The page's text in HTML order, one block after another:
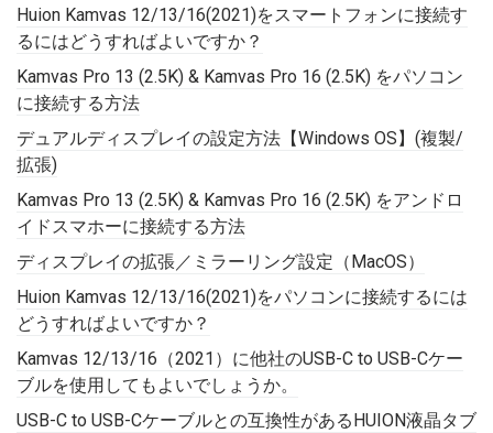
Huion Kamvas 12/13/16(2021)をスマートフォンに接続す
るにはどうすればよいですか？
Kamvas Pro 13 (2.5K) & Kamvas Pro 16 (2.5K) をパソコン
に接続する方法
デュアルディスプレイの設定方法【Windows OS】(複製/
拡張)
Kamvas Pro 13 (2.5K) & Kamvas Pro 16 (2.5K) をアンドロ
イドスマホーに接続する方法
ディスプレイの拡張／ミラーリング設定（MacOS）
Huion Kamvas 12/13/16(2021)をパソコンに接続するには
どうすればよいですか？
Kamvas 12/13/16（2021）に他社のUSB-C to USB-Cケー
ブルを使用してもよいでしょうか。
USB-C to USB-Cケーブルとの互換性があるHUION液晶タブ